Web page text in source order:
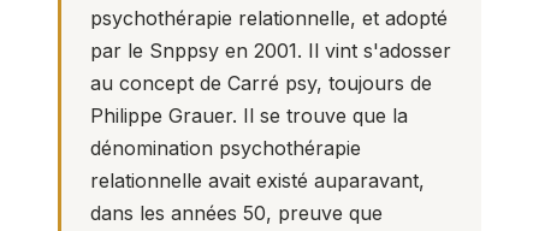
psychothérapie relationnelle, et adopté
par le Snppsy en 2001. Il vint s'adosser
au concept de Carré psy, toujours de
Philippe Grauer. Il se trouve que la
dénomination psychothérapie
relationnelle avait existé auparavant,
dans les années 50, preuve que